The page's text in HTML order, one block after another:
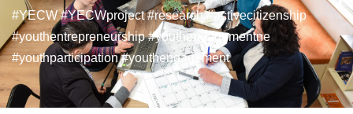
#YECW #YECWproject #research #activecitizenship
#youthentrepreneurship #youthengagementne
#youthparticipation #youthengagement